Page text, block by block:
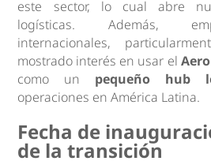
este sector, lo cual abre
logísticas. Además,
internacionales,
mostrado interés en usar el
como un pequeño hub
operaciones en América Latina.
Fecha de
de la transición